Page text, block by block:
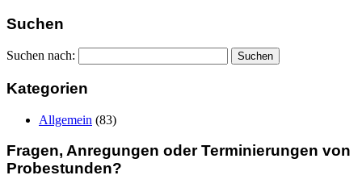
Suchen
Suchen nach:
Kategorien
Allgemein (83)
Fragen, Anregungen oder Terminierungen von
Probestunden?